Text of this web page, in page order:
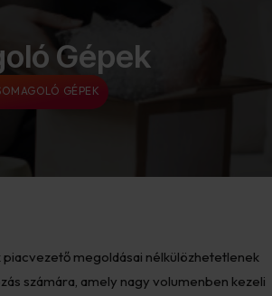
Gépek
GÉPEK
megoldásai nélkülözhetetlenek
számára, amely nagy volumenben kezeli